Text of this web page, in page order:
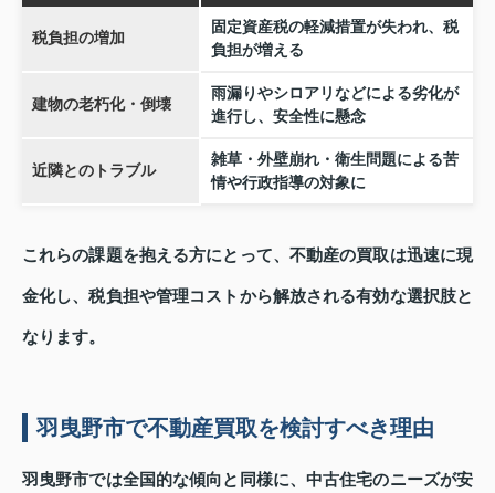
税負担の増加
固定資産税の軽減措置が失われ、税
負担が増える
建物の老朽化・倒壊
雨漏りやシロアリなどによる劣化が
進行し、安全性に懸念
近隣とのトラブル
雑草・外壁崩れ・衛生問題による苦
情や行政指導の対象に
これらの課題を抱える方にとって、不動産の買取は迅速に現
金化し、税負担や管理コストから解放される有効な選択肢と
なります。
羽曳野市で不動産買取を検討すべき理由
羽曳野市では全国的な傾向と同様に、中古住宅のニーズが安